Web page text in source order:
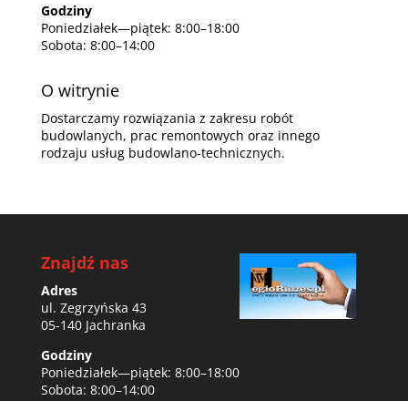
Godziny
Poniedziałek—piątek: 8:00–18:00
Sobota: 8:00–14:00
O witrynie
Dostarczamy rozwiązania z zakresu robót
budowlanych, prac remontowych oraz innego
rodzaju usług budowlano-technicznych.
Znajdź nas
Adres
ul. Zegrzyńska 43
05-140 Jachranka
Godziny
Poniedziałek—piątek: 8:00–18:00
Sobota: 8:00–14:00